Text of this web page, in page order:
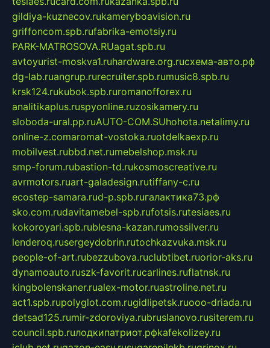
gildiya-kuznecov.rukameryboavision.ru
griffoncom.spb.rufabrika-emotsiy.ru
PARK-MATROSOVA.RUagat.spb.ru
avtoyurist-moskva1.ruhardware.org.ruсхема-авто.рф
dg-lab.ruangrup.rurecruiter.spb.rumusic8.spb.ru
krsk124.rukubok.spb.ruromanofforex.ru
analitikaplus.ruspyonline.ruzosikamery.ru
sloboda-ural.pp.ruAUTO-COM.SUhohota.netalimy.ru
online-z.comaromat-vostoka.ruotdelkaexp.ru
mobilvest.rubbd.net.rumebelshop.msk.ru
smp-forum.rubastion-td.rukosmoscreative.ru
avrmotors.ruart-galadesign.rutiffany-c.ru
ecostep-samara.rud-p.spb.ruгалактика73.рф
sko.com.rudavitamebel-spb.rufotsis.rutesiaes.ru
kokoroyari.spb.rublesna-kazan.rumossilver.ru
lenderoq.rusergeydobrin.rutochkazvuka.msk.ru
people-of-art.rubezzubova.ruclubtibet.ruorior-aks.ru
dynamoauto.ruszk-favorit.rucarlines.ruflatnsk.ru
kingbolenskaner.rualex-motor.ruastroline.net.ru
act1.spb.rupolyglot.com.rugidlipetsk.ruooo-driada.ru
detsad125.rumir-zdoroviya.rubruslanovo.rusiterem.ru
council.spb.ruлодкипатриот.рфkafekolizey.ru